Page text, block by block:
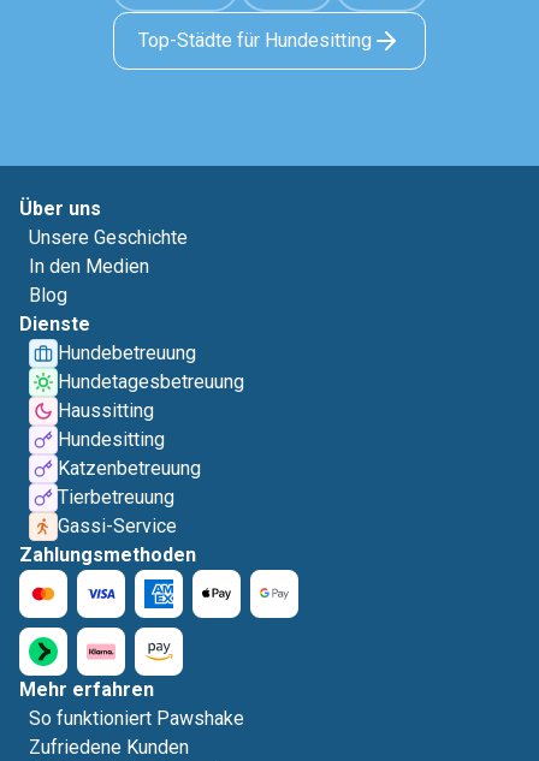
Top-Städte für Hundesitting
Über uns
Unsere Geschichte
In den Medien
Blog
Dienste
Hundebetreuung
Hundetagesbetreuung
Haussitting
Hundesitting
Katzenbetreuung
Tierbetreuung
Gassi-Service
Zahlungsmethoden
Mehr erfahren
So funktioniert Pawshake
Zufriedene Kunden